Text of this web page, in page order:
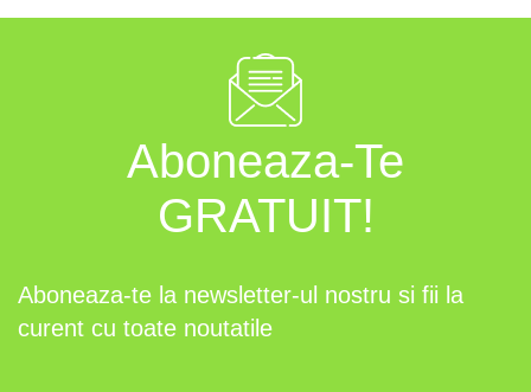
Aboneaza-Te
GRATUIT!
Aboneaza-te la newsletter-ul nostru si fii la
curent cu toate noutatile